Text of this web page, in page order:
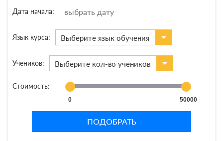
Дата начала:
Язык курса: Выберите язык обучения
Учеников: Выберите кол-во учеников
Стоимость:
0 50000
ПОДОБРАТЬ